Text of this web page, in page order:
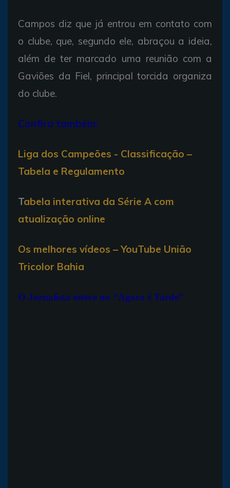
Campos diz que já entrou em contato com
o clube, que, segundo ele, abraçou a ideia,
além de ter marcado uma reunião com a
Gaviões da Fiel, principal torcida organiza
do clube.
Confira também:
Liga dos Campeões - Classificação –
Tabela e Regulamento
Tabela interativa da Série A com
atualização online
Os melhores vídeos – YouTube União
Tricolor Bahia
O Jornalista esteve no “Agora é Tarde”